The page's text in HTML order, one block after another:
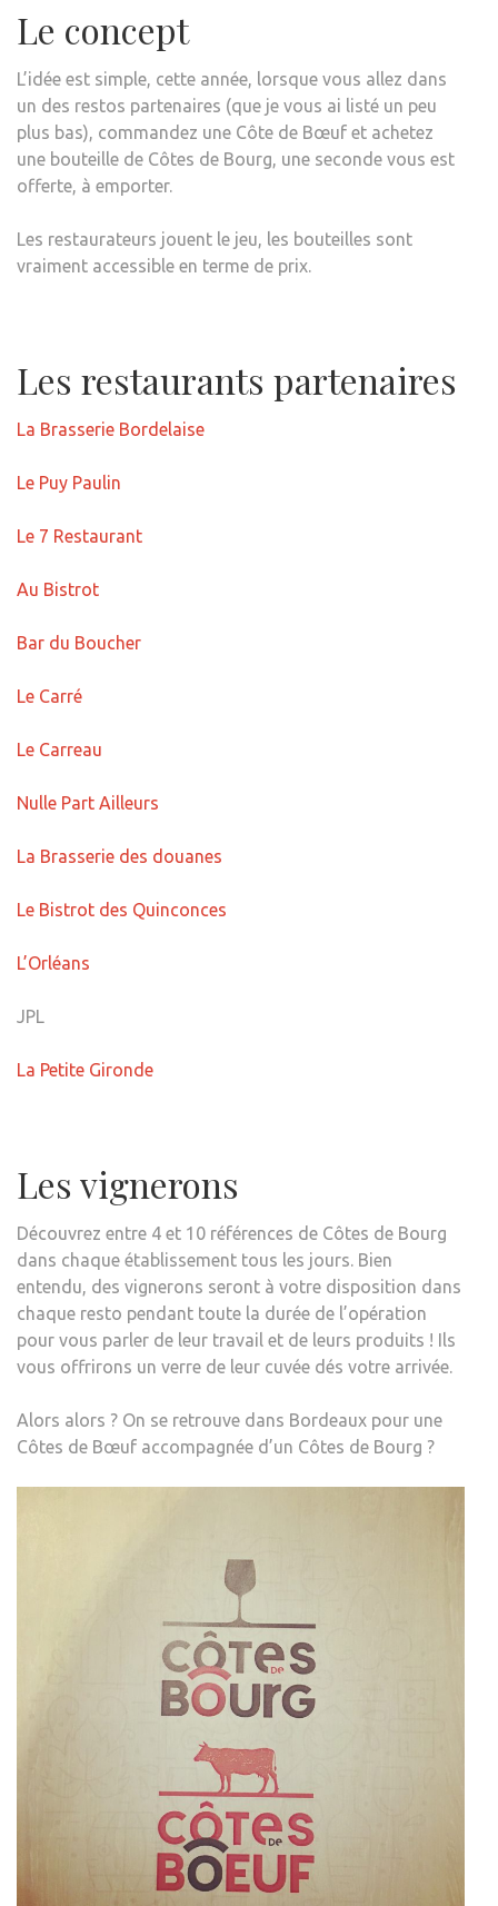
Le concept
L’idée est simple, cette année, lorsque vous allez dans
un des restos partenaires (que je vous ai listé un peu
plus bas), commandez une Côte de Bœuf et achetez
une bouteille de Côtes de Bourg, une seconde vous est
offerte, à emporter.
Les restaurateurs jouent le jeu, les bouteilles sont
vraiment accessible en terme de prix.
Les restaurants partenaires
La Brasserie Bordelaise
Le Puy Paulin
Le 7 Restaurant
Au Bistrot
Bar du Boucher
Le Carré
Le Carreau
Nulle Part Ailleurs
La Brasserie des douanes
Le Bistrot des Quinconces
L’Orléans
JPL
La Petite Gironde
Les vignerons
Découvrez entre 4 et 10 références de Côtes de Bourg
dans chaque établissement tous les jours. Bien
entendu, des vignerons seront à votre disposition dans
chaque resto pendant toute la durée de l’opération
pour vous parler de leur travail et de leurs produits ! Ils
vous offrirons un verre de leur cuvée dés votre arrivée.
Alors alors ? On se retrouve dans Bordeaux pour une
Côtes de Bœuf accompagnée d’un Côtes de Bourg ?